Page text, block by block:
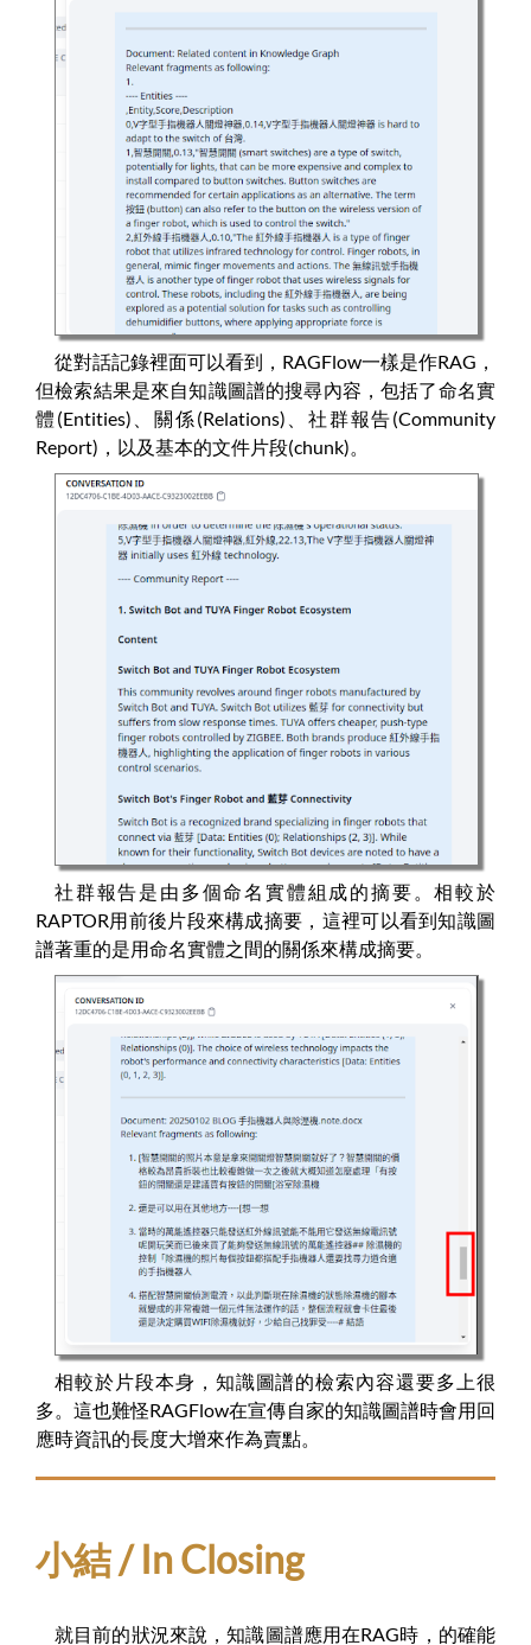
從對話記錄裡面可以看到，RAGFlow一樣是作RAG，
但檢索結果是來自知識圖譜的搜尋內容，包括了命名實
體(Entities)、關係(Relations)、社群報告(Community
Report)，以及基本的文件片段(chunk)。
社群報告是由多個命名實體組成的摘要。相較於
RAPTOR用前後片段來構成摘要，這裡可以看到知識圖
譜著重的是用命名實體之間的關係來構成摘要。
相較於片段本身，知識圖譜的檢索內容還要多上很
多。這也難怪RAGFlow在宣傳自家的知識圖譜時會用回
應時資訊的長度大增來作為賣點。
小結 / In Closing
就目前的狀況來說，知識圖譜應用在RAG時，的確能